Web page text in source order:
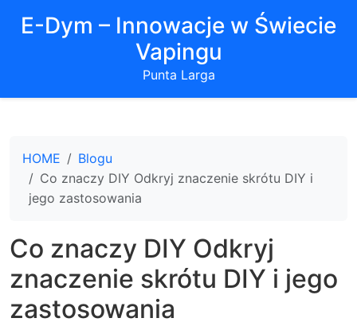
E-Dym – Innowacje w Świecie
Vapingu
Punta Larga
HOME
Blogu
Co znaczy DIY Odkryj znaczenie skrótu DIY i
jego zastosowania
Co znaczy DIY Odkryj
znaczenie skrótu DIY i jego
zastosowania